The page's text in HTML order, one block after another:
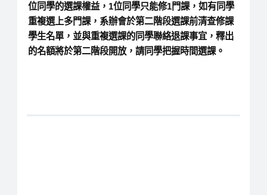
位同學的選課權益，1位同學只能修1門課，如有同學
重複選上多門課，系辦會於第二階段選課前清查修課
學生名單，並與重複選課的同學聯絡退課事宜，釋出
的名額將於第二階段開放，請同學把握時間選課。